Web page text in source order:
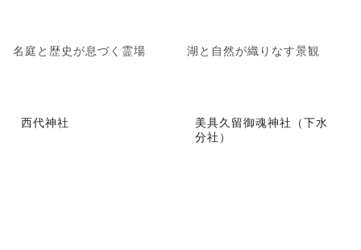
名庭と歴史が息づく霊場 湖と自然が織りなす景観
西代神社
美具久留御魂神社（下水
分社）